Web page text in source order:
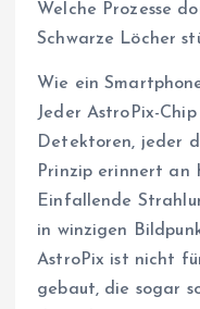
Welche Prozesse
Schwarze Löcher
Wie ein
Jeder AstroPix-
Detektoren, jeder
Prinzip erinnert an
Einfallende
in winzigen
AstroPix ist nicht
gebaut, die sogar